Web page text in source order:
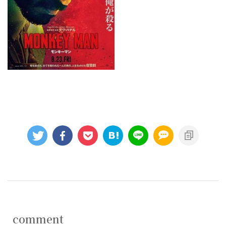
comment